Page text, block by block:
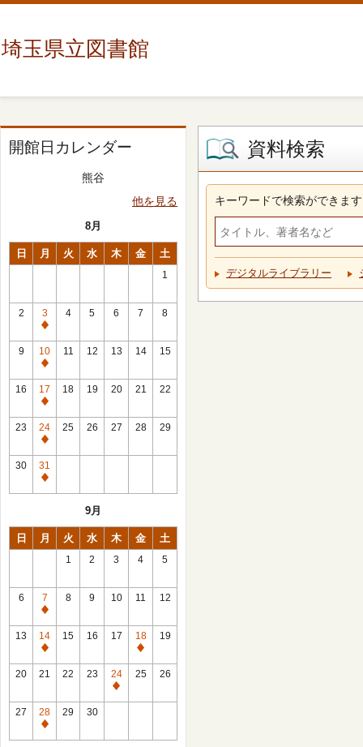
埼玉県立図書館
開館日カレンダー
熊谷
他を見る
8月
日 月 火 水 木 金 土
1
2
3
休
館
日
4 5 6 7 8
9
10
休
館
日
11 12 13 14 15
16
17
休
館
日
18 19 20 21 22
23
24
休
館
日
25 26 27 28 29
30
31
休
9月
日 月 火 水 木 金 土
1 2 3 4 5
6
7
休
館
日
8 9 10 11 12
13
14
休
館
15 16 17
18
休
館
19
20 21 22 23
24
休
25 26
27
28
休
29 30
資料検索
キーワードで検索ができます
デジタルライブラリー